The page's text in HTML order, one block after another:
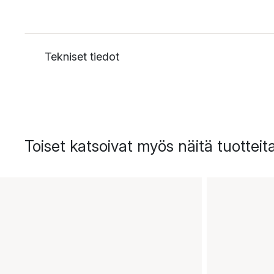
Tekniset tiedot
Toiset katsoivat myös näitä